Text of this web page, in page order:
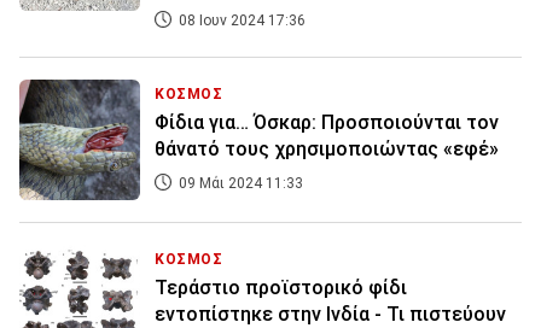
08 Ιουν 2024 17:36
ΚΟΣΜΟΣ
Φίδια για… Όσκαρ: Προσποιούνται τον
θάνατό τους χρησιμοποιώντας «εφέ»
09 Μάι 2024 11:33
ΚΟΣΜΟΣ
Τεράστιο προϊστορικό φίδι
εντοπίστηκε στην Ινδία - Τι πιστεύουν